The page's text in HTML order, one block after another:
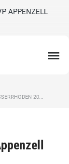
APPENZELL
20...